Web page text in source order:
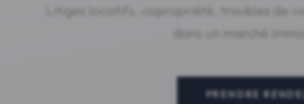
Litiges locatifs, copropriété, troubles de
dans un marché
PRENDRE